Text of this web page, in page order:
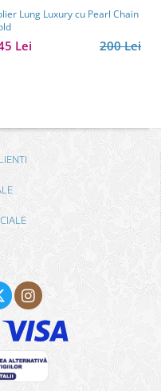
Lung Luxury cu Pearl Chain
200 Lei
Lei